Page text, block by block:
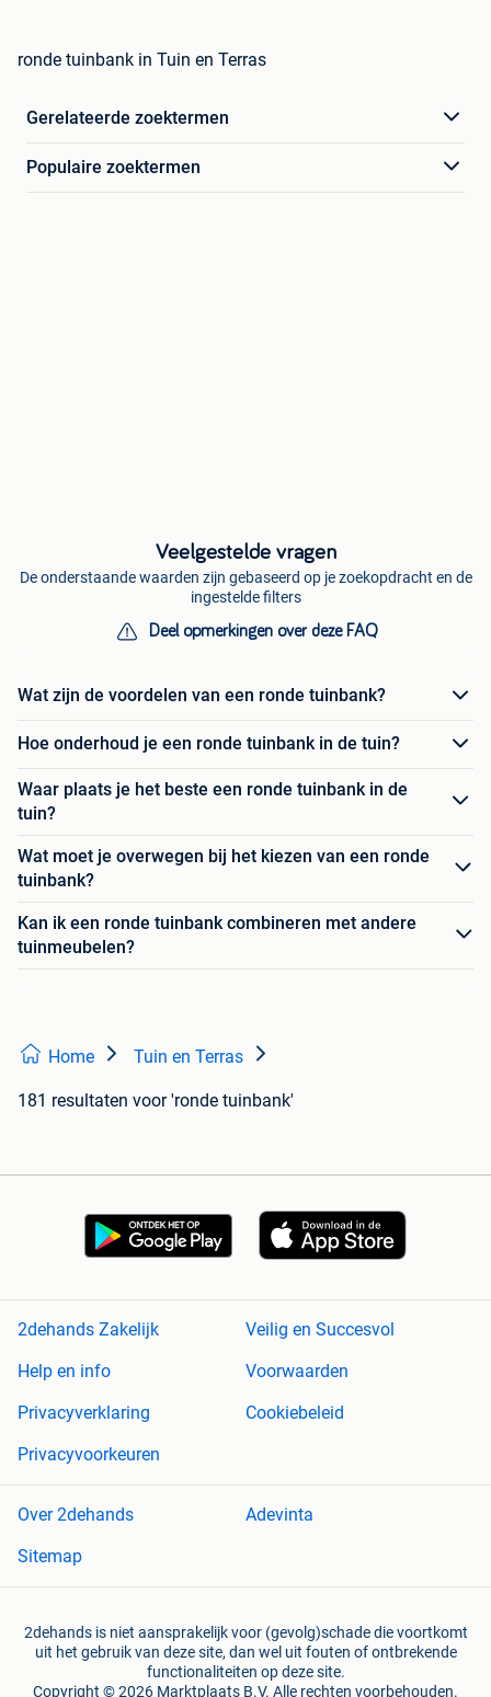
ronde tuinbank in Tuin en Terras
Gerelateerde zoektermen
Populaire zoektermen
Veelgestelde vragen
De onderstaande waarden zijn gebaseerd op je zoekopdracht en de
ingestelde filters
Deel opmerkingen over deze FAQ
Wat zijn de voordelen van een ronde tuinbank?
Hoe onderhoud je een ronde tuinbank in de tuin?
Waar plaats je het beste een ronde tuinbank in de
tuin?
Wat moet je overwegen bij het kiezen van een ronde
tuinbank?
Kan ik een ronde tuinbank combineren met andere
tuinmeubelen?
Home Tuin en Terras
181 resultaten voor 'ronde tuinbank'
2dehands Zakelijk
Veilig en Succesvol
Help en info
Voorwaarden
Privacyverklaring
Cookiebeleid
Privacyvoorkeuren
Over 2dehands
Adevinta
Sitemap
2dehands is niet aansprakelijk voor (gevolg)schade die voortkomt
uit het gebruik van deze site, dan wel uit fouten of ontbrekende
functionaliteiten op deze site.
Copyright © 2026 Marktplaats B.V. Alle rechten voorbehouden.